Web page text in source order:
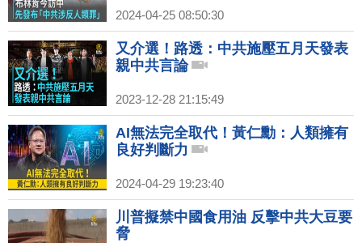
2024-04-25 08:50:30
又介選！路透：中共施壓五月天發表
親中共言論
2023-12-28 21:15:49
AI無法完全取代！黃仁勳：人類擁有
良好判斷力
2024-04-29 19:23:40
川普擬禁中國食用油 反擊中共大豆要
脅